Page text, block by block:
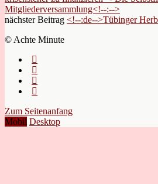
Mitgliederversammlung<!--:-->
nächster Beitrag <!--:de-->Tübinger
© Achte Minute
Zum Seitenanfang
Mobil Desktop